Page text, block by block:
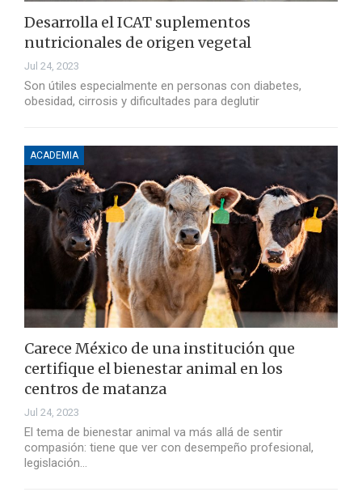
Desarrolla el ICAT suplementos
nutricionales de origen vegetal
Jul 24, 2023
Son útiles especialmente en personas con diabetes,
obesidad, cirrosis y dificultades para deglutir
ACADEMIA
Carece México de una institución que
certifique el bienestar animal en los
centros de matanza
Jul 24, 2023
El tema de bienestar animal va más allá de sentir
compasión: tiene que ver con desempeño profesional,
legislación…